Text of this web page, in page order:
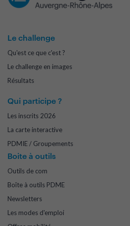
Le challenge
Qu'est ce que c'est ?
Le challenge en images
Résultats
Qui participe ?
Les inscrits 2026
La carte interactive
PDMIE / Groupements
Boite à outils
Outils de com
Boîte à outils PDME
Newsletters
Les modes d'emploi